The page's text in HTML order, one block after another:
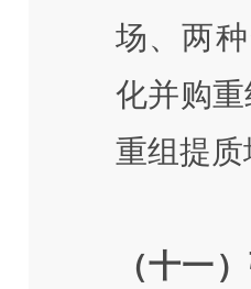
场、两
化并购
重组提
（十一